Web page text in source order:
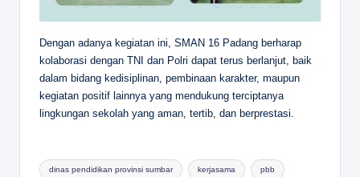
Dengan adanya kegiatan ini, SMAN 16 Padang berharap
kolaborasi dengan TNI dan Polri dapat terus berlanjut, baik
dalam bidang kedisiplinan, pembinaan karakter, maupun
kegiatan positif lainnya yang mendukung terciptanya
lingkungan sekolah yang aman, tertib, dan berprestasi.
Tags:
dinas pendidikan provinsi sumbar kerjasama pbb